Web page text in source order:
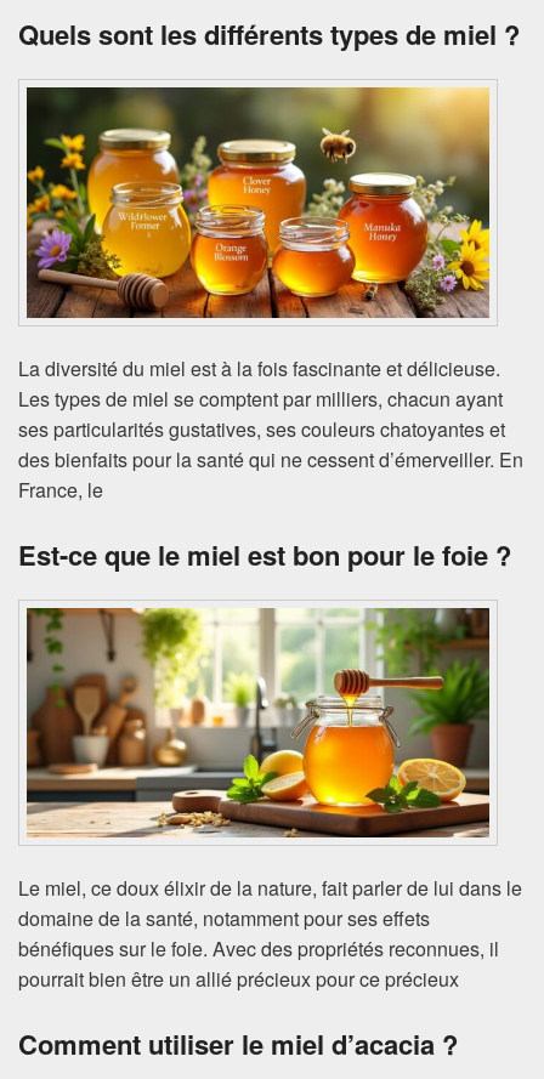
Quels sont les différents types de miel ?
La diversité du miel est à la fois fascinante et délicieuse.
Les types de miel se comptent par milliers, chacun ayant
ses particularités gustatives, ses couleurs chatoyantes et
des bienfaits pour la santé qui ne cessent d’émerveiller. En
France, le
Est-ce que le miel est bon pour le foie ?
Le miel, ce doux élixir de la nature, fait parler de lui dans le
domaine de la santé, notamment pour ses effets
bénéfiques sur le foie. Avec des propriétés reconnues, il
pourrait bien être un allié précieux pour ce précieux
Comment utiliser le miel d’acacia ?